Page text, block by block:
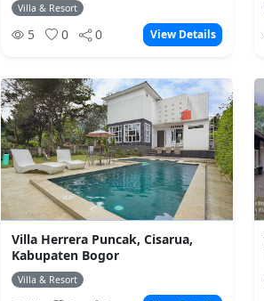
Villa & Resort
5 0 0 View Details
Villa Herrera Puncak, Cisarua,
Kabupaten Bogor
Villa & Resort